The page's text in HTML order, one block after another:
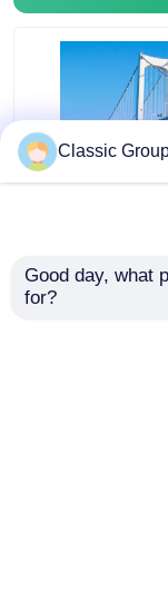
vorgefertigte
Classic
Good day, what
for?